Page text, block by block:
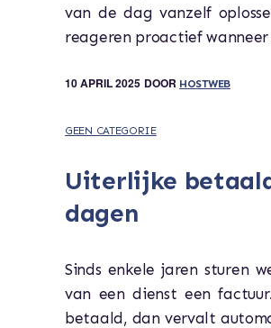
van de dag vanzelf
reageren proactief
10 APRIL 2025 DOOR HOSTWEB
GEEN CATEGORIE
Uiterlijke
dagen
Sinds enkele jaren sturen
van een dienst een
betaald, dan vervalt